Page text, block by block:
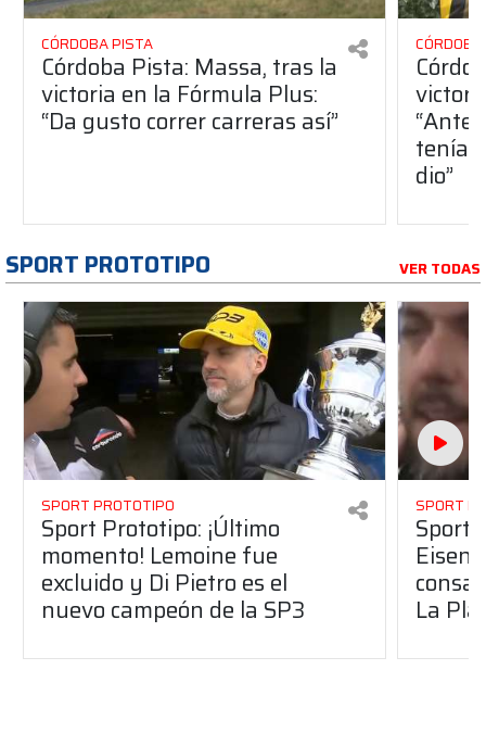
CÓRDOBA PISTA
Córdoba Pista: Massa, tras la
victoria en la Fórmula Plus:
“Da gusto correr carreras así”
dio”
SPORT PROTOTIPO VER TODAS
SPORT PROTOTIPO
Sport Prototipo: ¡Último
momento! Lemoine fue
excluido y Di Pietro es el
nuevo campeón de la SP3
SPORT
Sport
La